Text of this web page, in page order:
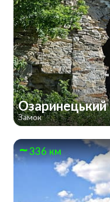
Озаринецький
Замок
336 км